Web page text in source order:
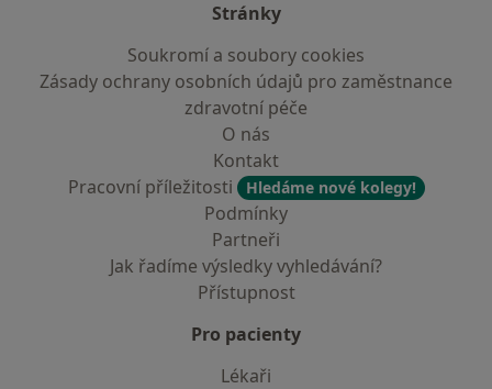
Stránky
Soukromí a soubory cookies
Zásady ochrany osobních údajů pro zaměstnance
zdravotní péče
O nás
Kontakt
Pracovní příležitosti
Hledáme nové kolegy!
Podmínky
Partneři
Jak řadíme výsledky vyhledávání?
Přístupnost
Pro pacienty
Lékaři